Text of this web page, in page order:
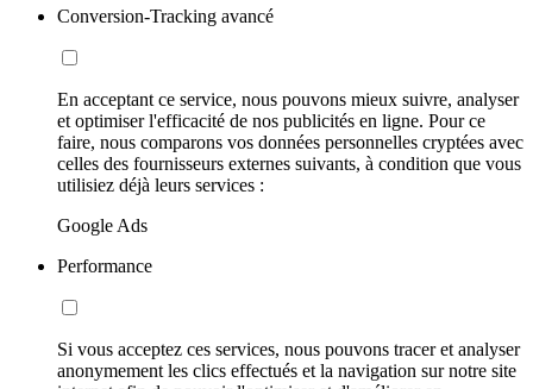
Conversion-Tracking avancé
En acceptant ce service, nous pouvons mieux suivre, analyser
et optimiser l'efficacité de nos publicités en ligne. Pour ce
faire, nous comparons vos données personnelles cryptées avec
celles des fournisseurs externes suivants, à condition que vous
utilisiez déjà leurs services :
Google Ads
Performance
Si vous acceptez ces services, nous pouvons tracer et analyser
anonymement les clics effectués et la navigation sur notre site